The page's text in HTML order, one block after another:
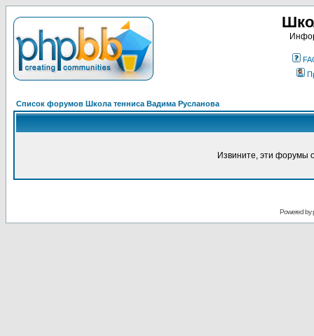
Список форумов Школа тенниса Вадима Русланова
Извините, эти форумы
Powered by